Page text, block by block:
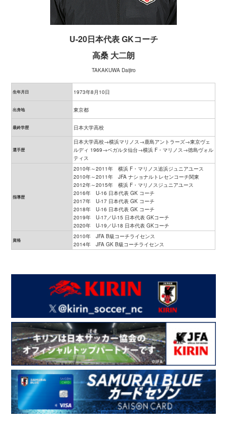
U-20日本代表 GKコーチ
高桑 大二朗
TAKAKUWA Daijiro
生年月日 1973年8月10日
出身地 東京都
最終学歴 日本大学高校
選手歴
日本大学高校→横浜マリノス→鹿島アントラーズ→東京ヴェ
ルディ 1969→ベガルタ仙台→横浜 F・マリノス→徳島ヴォル
ティス
指導歴
2010年～2011年 横浜 F・マリノス追浜ジュニアユース
2010年～2011年 JFA ナショナルトレセンコーチ関東
2012年～2015年 横浜 F・マリノスジュニアユース
2016年 U-16 日本代表 GK コーチ
2017年 U-17 日本代表 GK コーチ
2018年 U-16 日本代表 GK コーチ
2019年 U-17／U-15 日本代表 GKコーチ
2020年 U-19／U-18 日本代表 GKコーチ
資格
2010年 JFA B級コーチライセンス
2014年 JFA GK B級コーチライセンス